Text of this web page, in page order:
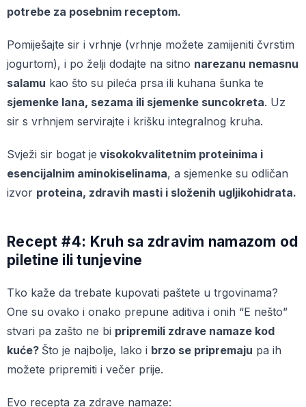
potrebe za posebnim receptom.
Pomiješajte sir i vrhnje (vrhnje možete zamijeniti čvrstim
jogurtom), i po želji dodajte na sitno narezanu nemasnu
salamu kao što su pileća prsa ili kuhana šunka te
sjemenke lana, sezama ili sjemenke suncokreta. Uz
sir s vrhnjem servirajte i krišku integralnog kruha.
Svježi sir bogat je visokokvalitetnim proteinima i
esencijalnim aminokiselinama, a sjemenke su odličan
izvor proteina, zdravih masti i složenih ugljikohidrata.
Recept #4: Kruh sa zdravim namazom od
piletine ili tunjevine
Tko kaže da trebate kupovati paštete u trgovinama?
One su ovako i onako prepune aditiva i onih “E nešto”
stvari pa zašto ne bi pripremili zdrave namaze kod
kuće? Što je najbolje, lako i brzo se pripremaju pa ih
možete pripremiti i večer prije.
Evo recepta za zdrave namaze: